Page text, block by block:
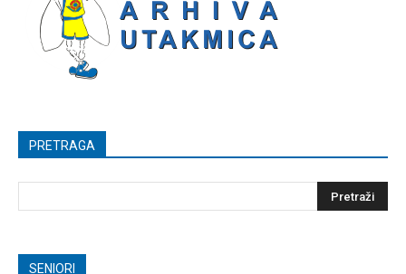
PRETRAGA
SENIORI